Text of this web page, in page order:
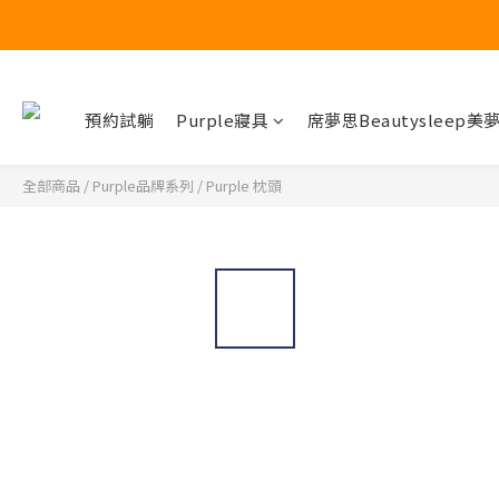
預約試躺 Purple寢具 席夢思Beautysleep美
全部商品 / Purple品牌系列 / Purple 枕頭